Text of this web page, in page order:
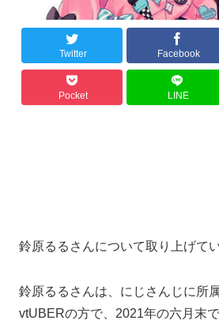
Twitter Facebook
Pocket LINE
鈴原るるさんについて取り上げて
鈴原るるさんは、にじさんじに所
vtUBERの方で、2021年の六月末